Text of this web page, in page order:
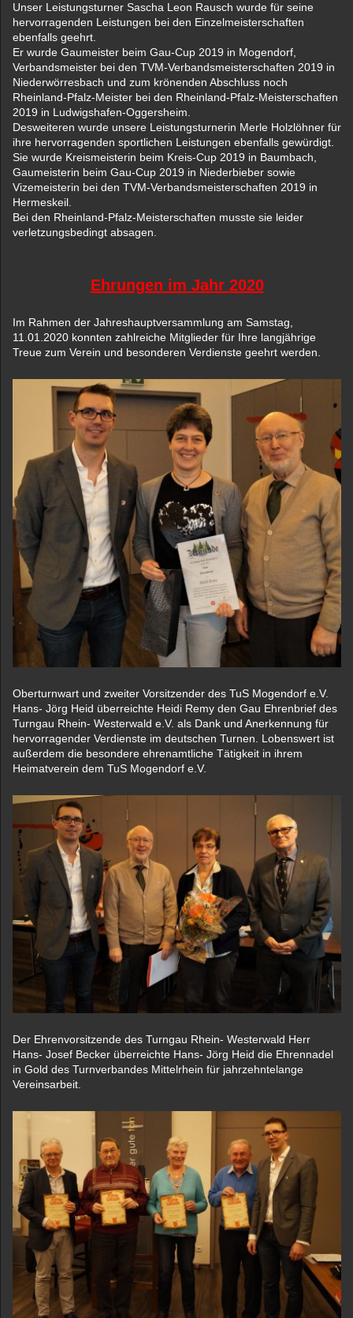
Unser Leistungsturner Sascha Leon Rausch wurde für seine
hervorragenden Leistungen bei den Einzelmeisterschaften
ebenfalls geehrt.
Er wurde Gaumeister beim Gau-Cup 2019 in Mogendorf,
Verbandsmeister bei den TVM-Verbandsmeisterschaften 2019 in
Niederwörresbach und zum krönenden Abschluss noch
Rheinland-Pfalz-Meister bei den Rheinland-Pfalz-Meisterschaften
2019 in Ludwigshafen-Oggersheim.
Desweiteren wurde unsere Leistungsturnerin Merle Holzlöhner für
ihre hervorragenden sportlichen Leistungen ebenfalls gewürdigt.
Sie wurde Kreismeisterin beim Kreis-Cup 2019 in Baumbach,
Gaumeisterin beim Gau-Cup 2019 in Niederbieber sowie
Vizemeisterin bei den TVM-Verbandsmeisterschaften 2019 in
Hermeskeil.
Bei den Rheinland-Pfalz-Meisterschaften musste sie leider
verletzungsbedingt absagen.
Ehrungen im Jahr 2020
Im Rahmen der Jahreshauptversammlung am Samstag,
11.01.2020 konnten zahlreiche Mitglieder für Ihre langjährige
Treue zum Verein und besonderen Verdienste geehrt werden.
Oberturnwart und zweiter Vorsitzender des TuS Mogendorf e.V.
Hans- Jörg Heid überreichte Heidi Remy den Gau Ehrenbrief des
Turngau Rhein- Westerwald e.V. als Dank und Anerkennung für
hervorragender Verdienste im deutschen Turnen. Lobenswert ist
außerdem die besondere ehrenamtliche Tätigkeit in ihrem
Heimatverein dem TuS Mogendorf e.V.
Der Ehrenvorsitzende des Turngau Rhein- Westerwald Herr
Hans- Josef Becker überreichte Hans- Jörg Heid die Ehrennadel
in Gold des Turnverbandes Mittelrhein für jahrzehntelange
Vereinsarbeit.